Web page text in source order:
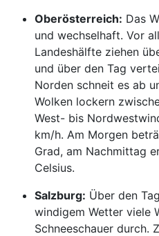
Oberösterreich: Das
und wechselhaft. Vor
Landeshälfte ziehen
und über den Tag
Norden schneit es ab
Wolken lockern
West- bis
km/h. Am Morgen
Grad, am Nachmittag
Celsius.
Salzburg: Über den
windigem Wetter viele
Schneeschauer durch.